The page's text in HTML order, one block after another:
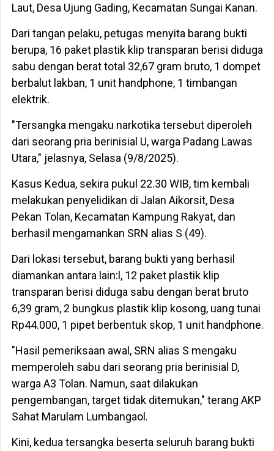
Laut, Desa Ujung Gading, Kecamatan Sungai Kanan.
Dari tangan pelaku, petugas menyita barang bukti
berupa, 16 paket plastik klip transparan berisi diduga
sabu dengan berat total 32,67 gram bruto, 1 dompet
berbalut lakban, 1 unit handphone, 1 timbangan
elektrik.
"Tersangka mengaku narkotika tersebut diperoleh
dari seorang pria berinisial U, warga Padang Lawas
Utara," jelasnya, Selasa (9/8/2025).
Kasus Kedua, sekira pukul 22.30 WIB, tim kembali
melakukan penyelidikan di Jalan Aikorsit, Desa
Pekan Tolan, Kecamatan Kampung Rakyat, dan
berhasil mengamankan SRN alias S (49).
Dari lokasi tersebut, barang bukti yang berhasil
diamankan antara lain:l, 12 paket plastik klip
transparan berisi diduga sabu dengan berat bruto
6,39 gram, 2 bungkus plastik klip kosong, uang tunai
Rp44.000, 1 pipet berbentuk skop, 1 unit handphone.
"Hasil pemeriksaan awal, SRN alias S mengaku
memperoleh sabu dari seorang pria berinisial D,
warga A3 Tolan. Namun, saat dilakukan
pengembangan, target tidak ditemukan," terang AKP
Sahat Marulam Lumbangaol.
Kini, kedua tersangka beserta seluruh barang bukti